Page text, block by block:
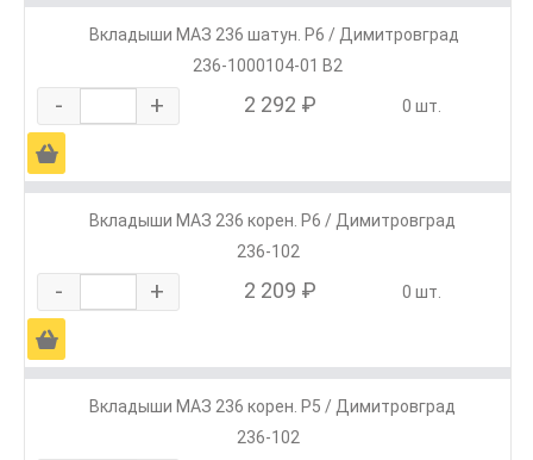
Вкладыши МАЗ 236 шатун. Р6 / Димитровград
236-1000104-01 В2
- + 2 292 ₽ 0 шт.
Ä
Вкладыши МАЗ 236 корен. Р6 / Димитровград
236-102
- + 2 209 ₽ 0 шт.
Ä
Вкладыши МАЗ 236 корен. Р5 / Димитровград
236-102